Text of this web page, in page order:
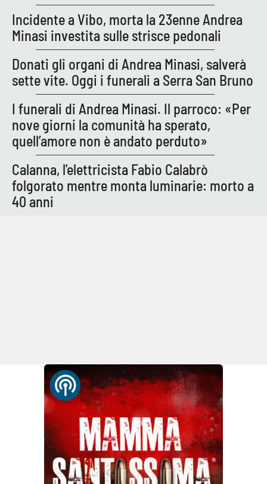
Incidente a Vibo, morta la 23enne Andrea
Minasi investita sulle strisce pedonali
Donati gli organi di Andrea Minasi, salverà
sette vite. Oggi i funerali a Serra San Bruno
I funerali di Andrea Minasi. Il parroco: «Per
nove giorni la comunità ha sperato,
quell’amore non è andato perduto»
Calanna, l'elettricista Fabio Calabrò
folgorato mentre monta luminarie: morto a
40 anni